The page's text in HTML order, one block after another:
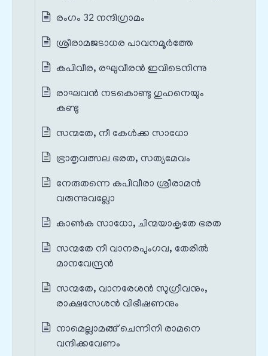
രംഗം 32 നന്ദിഗ്രാമം
ശ്രീരാമജടാധര പാവനമൂർത്തേ
കപിവീര, രഘുവീരൻ ഇവിടെനിന്നു
രാഘവൻ നടകൊണ്ടു ഗുഹനെയും
കണ്ടു
സന്മതേ, നീ കേൾക്ക സാധോ
ഭ്രാതൃവത്സല ഭരത, സത്യമേവം
നേരുതന്നെ കപിവീരാ ശ്രീരാമൻ
വരുന്നുവല്ലോ
കാൺക സാധോ, ചിന്മയാകൃതേ ഭരത
സന്മതേ നീ വാനരപുംഗവ, തേരിൽ
മാനവേന്ദ്രൻ
സന്മതേ, വാനരേശൻ സുഗ്രീവനും,
രാക്ഷസേശൻ വിഭീഷണനും
നാമെല്ലാമങ്ങ് ചെന്നിനി രാമനെ
വന്ദിക്കവേണം